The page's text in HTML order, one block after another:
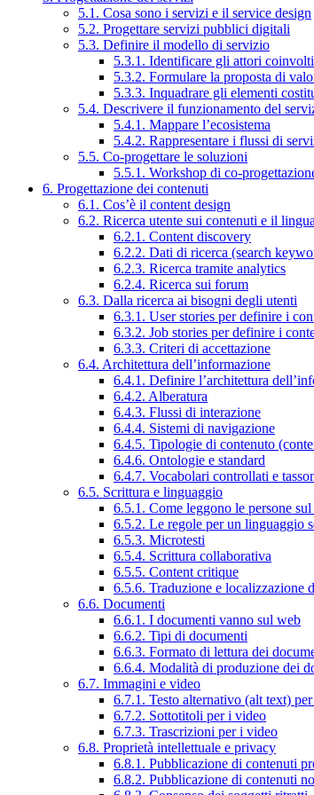
5.1. Cosa sono i servizi e il service design
5.2. Progettare servizi pubblici digitali
5.3. Definire il modello di servizio
5.3.1. Identificare gli attori coinvolti
5.3.2. Formulare la proposta di
5.3.3. Inquadrare gli elementi
5.4. Descrivere il funzionamento del
5.4.1. Mappare l’ecosistema
5.4.2. Rappresentare i flussi di
5.5. Co-progettare le soluzioni
5.5.1. Workshop di co-
6. Progettazione dei contenuti
6.1. Cos’è il content design
6.2. Ricerca utente sui contenuti e il
6.2.1. Content discovery
6.2.2. Dati di ricerca (search
6.2.3. Ricerca tramite analytics
6.2.4. Ricerca sui forum
6.3. Dalla ricerca ai bisogni degli utenti
6.3.1. User stories per definire i
6.3.2. Job stories per definire i
6.3.3. Criteri di accettazione
6.4. Architettura dell’informazione
6.4.1. Definire l’architettura
6.4.2. Alberatura
6.4.3. Flussi di interazione
6.4.4. Sistemi di navigazione
6.4.5. Tipologie di contenuto
6.4.6. Ontologie e standard
6.4.7. Vocabolari controllati e
6.5. Scrittura e linguaggio
6.5.1. Come leggono le persone
6.5.2. Le regole per un linguaggio
6.5.3. Microtesti
6.5.4. Scrittura collaborativa
6.5.5. Content critique
6.5.6. Traduzione e localizzazione
6.6. Documenti
6.6.1. I documenti vanno sul web
6.6.2. Tipi di documenti
6.6.3. Formato di lettura dei
6.6.4. Modalità di produzione dei
6.7. Immagini e video
6.7.1. Testo alternativo (alt text)
6.7.2. Sottotitoli per i video
6.7.3. Trascrizioni per i video
6.8. Proprietà intellettuale e privacy
6.8.1. Pubblicazione di contenuti
6.8.2. Pubblicazione di contenuti